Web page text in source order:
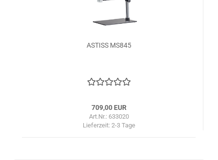
ASTISS MS845
709,00 EUR
Art.Nr.: 633020
Lieferzeit: 2-3 Tage